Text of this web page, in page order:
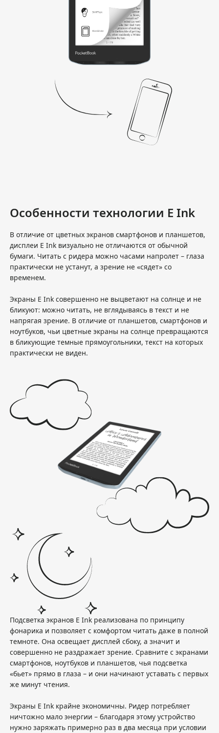
Особенности технологии E Ink
В отличие от цветных экранов смартфонов и планшетов,
дисплеи E Ink визуально не отличаются от обычной
бумаги. Читать с ридера можно часами напролет – глаза
практически не устанут, а зрение не «сядет» со
временем.
Экраны E Ink совершенно не выцветают на солнце и не
бликуют: можно читать, не вглядываясь в текст и не
напрягая зрение. В отличие от планшетов, смартфонов и
ноутбуков, чьи цветные экраны на солнце превращаются
в бликующие темные прямоугольники, текст на которых
практически не виден.
Подсветка экранов E Ink реализована по принципу
фонарика и позволяет с комфортом читать даже в полной
темноте. Она освещает дисплей сбоку, а значит и
совершенно не раздражает зрение. Сравните с экранами
смартфонов, ноутбуков и планшетов, чья подсветка
«бьет» прямо в глаза – и они начинают уставать с первых
же минут чтения.
Экраны E Ink крайне экономичны. Ридер потребляет
ничтожно мало энергии – благодаря этому устройство
нужно заряжать примерно раз в два месяца при условии